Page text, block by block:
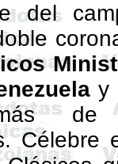
del
y
de
Célebre